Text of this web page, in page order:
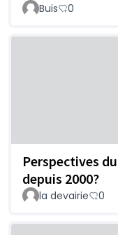
Buis
0
Perspectives
depuis 2000?
la devairie 0